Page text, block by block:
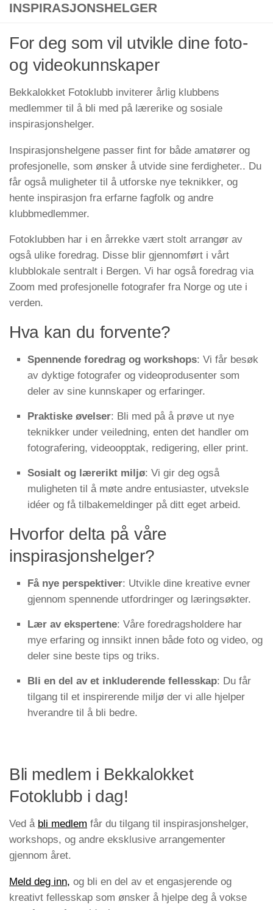
INSPIRASJONSHELGER
For deg som vil utvikle dine foto-
og videokunnskaper
Bekkalokket Fotoklubb inviterer årlig klubbens
medlemmer til å bli med på lærerike og sosiale
inspirasjonshelger.
Inspirasjonshelgene passer fint for både amatører og
profesjonelle, som ønsker å utvide sine ferdigheter.. Du
får også muligheter til å utforske nye teknikker, og
hente inspirasjon fra erfarne fagfolk og andre
klubbmedlemmer.
Fotoklubben har i en årrekke vært stolt arrangør av
også ulike foredrag. Disse blir gjennomført i vårt
klubblokale sentralt i Bergen. Vi har også foredrag via
Zoom med profesjonelle fotografer fra Norge og ute i
verden.
Hva kan du forvente?
Spennende foredrag og workshops: Vi får besøk
av dyktige fotografer og videoprodusenter som
deler av sine kunnskaper og erfaringer.
Praktiske øvelser: Bli med på å prøve ut nye
teknikker under veiledning, enten det handler om
fotografering, videoopptak, redigering, eller print.
Sosialt og lærerikt miljø: Vi gir deg også
muligheten til å møte andre entusiaster, utveksle
idéer og få tilbakemeldinger på ditt eget arbeid.
Hvorfor delta på våre
inspirasjonshelger?
Få nye perspektiver: Utvikle dine kreative evner
gjennom spennende utfordringer og læringsøkter.
Lær av ekspertene: Våre foredragsholdere har
mye erfaring og innsikt innen både foto og video, og
deler sine beste tips og triks.
Bli en del av et inkluderende fellesskap: Du får
tilgang til et inspirerende miljø der vi alle hjelper
hverandre til å bli bedre.
Bli medlem i Bekkalokket
Fotoklubb i dag!
Ved å bli medlem får du tilgang til inspirasjonshelger,
workshops, og andre eksklusive arrangementer
gjennom året.
Meld deg inn, og bli en del av et engasjerende og
kreativt fellesskap som ønsker å hjelpe deg å vokse